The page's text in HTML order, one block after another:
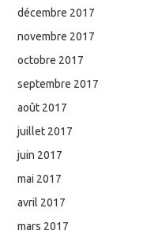
décembre 2017
novembre 2017
octobre 2017
septembre 2017
août 2017
juillet 2017
juin 2017
mai 2017
avril 2017
mars 2017